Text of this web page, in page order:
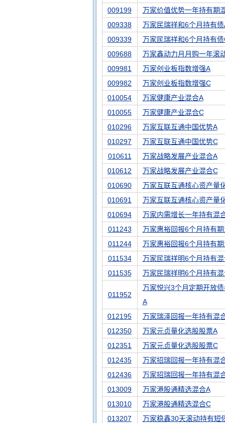
009199
万家价值优势一年持有期
009338
万家民瑞祥和6个月持有债
009339
万家民瑞祥和6个月持有债
009688
万家鑫动力月月购一年滚
009981
万家创业板指数增强A
009982
万家创业板指数增强C
010054
万家健康产业混合A
010055
万家健康产业混合C
010296
万家互联互通中国优势A
010297
万家互联互通中国优势C
010611
万家战略发展产业混合A
010612
万家战略发展产业混合C
010690
万家互联互通核心资产量
010691
万家互联互通核心资产量
010694
万家内需增长一年持有混
011243
万家惠裕回报6个月持有
011244
万家惠裕回报6个月持有
011534
万家民瑞祥明6个月持有
011535
万家民瑞祥明6个月持有
011952
万家悦兴3个月定期开放
A
012195
万家瑞泽回报一年持有混
012350
万家元贞量化选股股票A
012351
万家元贞量化选股股票C
012435
万家招瑞回报一年持有混
012436
万家招瑞回报一年持有混
013009
万家港股通精选混合A
013010
万家港股通精选混合C
013207
万家稳鑫30天滚动持有短